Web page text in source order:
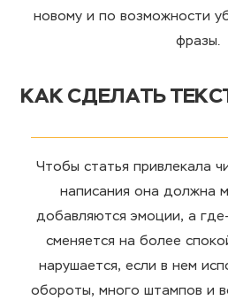
новому и по возможности
фразы.
КАК СДЕЛАТЬ
Чтобы статья привлекала
написания она должна
добавляются эмоции, а
сменяется на более
нарушается, если в нем
обороты, много штампов и